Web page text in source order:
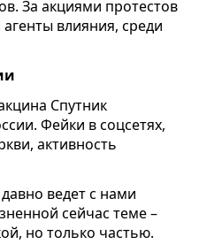
За акциями протестов
влияния, среди
Спутник
Фейки в соцсетях,
активность
ведет с нами
сейчас теме –
но только частью.